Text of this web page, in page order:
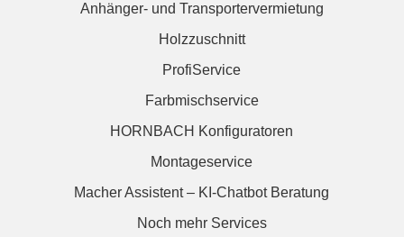
Anhänger- und Transportervermietung
Holzzuschnitt
ProfiService
Farbmischservice
HORNBACH Konfiguratoren
Montageservice
Macher Assistent – KI-Chatbot Beratung
Noch mehr Services